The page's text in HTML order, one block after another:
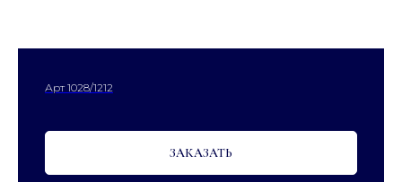
Арт 1028/1212
ЗАКАЗАТЬ